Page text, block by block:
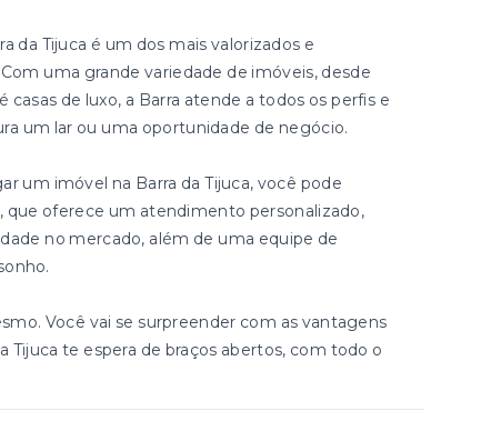
da Tijuca é um dos mais valorizados e
uma grande variedade de imóveis, desde
de luxo, a Barra atende a todos os perfis e
um lar ou uma oportunidade de negócio.
um imóvel na Barra da Tijuca, você pode
que oferece um atendimento personalizado,
no mercado, além de uma equipe de
Você vai se surpreender com as vantagens
Tijuca te espera de braços abertos, com todo o